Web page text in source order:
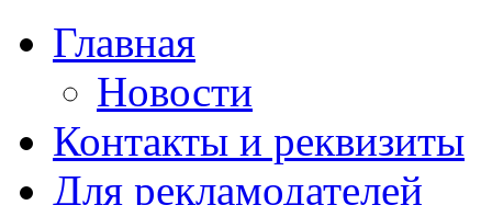
Главная
Новости
Контакты и реквизиты
Для рекламодателей